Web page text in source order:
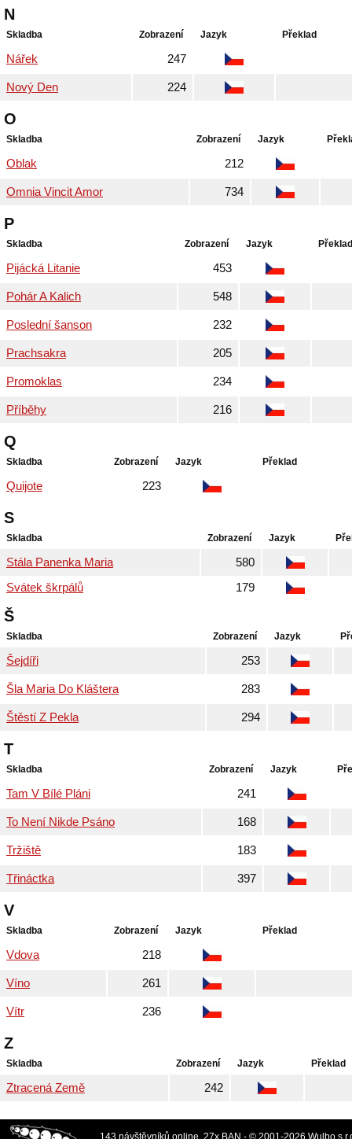
N
Skladba Zobrazení Jazyk Překlad
Nářek 247
Nový Den 224
O
Skladba Zobrazení Jazyk
Oblak 212
Omnia Vincit Amor 734
P
Skladba Zobrazení Jazyk Překlad
Pijácká Litanie 453
Pohár A Kalich 548
Poslední šanson 232
Prachsakra 205
Promoklas 234
Příběhy 216
Q
Skladba Zobrazení Jazyk Překlad
Quijote 223
S
Skladba Zobrazení Jazyk
Stála Panenka Maria
580
Svátek škrpálů
179
Š
Skladba Zobrazení Jazyk
Šejdíři 253
Šla Maria Do Kláštera 283
Štěstí Z Pekla 294
T
Skladba Zobrazení Jazyk
Tam V Bílé Pláni 241
To Není Nikde Psáno 168
Tržiště 183
Třináctka 397
V
Skladba Zobrazení Jazyk Překlad
Vdova 218
Víno 261
Vítr 236
Z
Skladba Zobrazení Jazyk Překlad
Ztracená Země 242
143 návštěvníků online, 27x BAN - © 2001-2026 Wulbo